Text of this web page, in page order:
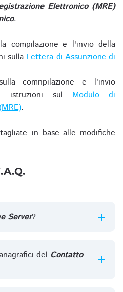
Elettronico (MRE)
.
compilazione e l'invio della
sullaLettera di Assunzione di
comnpilazione e l'invio
istruzioni sul Modulo di
.
in base alle modifiche
Server?
del Contatto